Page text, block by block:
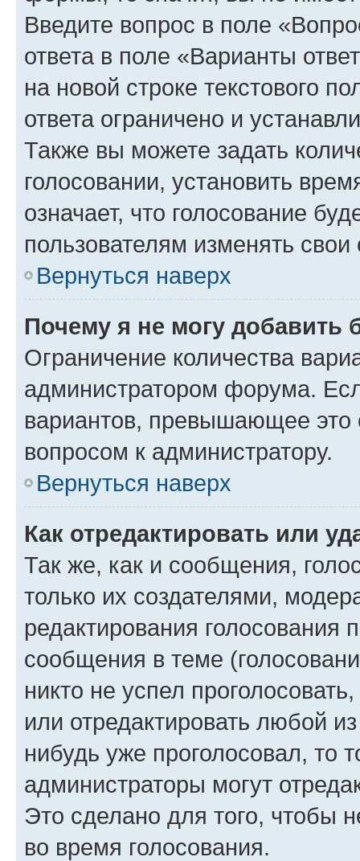
Введите вопрос в поле
ответа в поле «Варианты
на новой строке текстового
ответа ограничено и
Также вы можете задать
голосовании, установить
означает, что голосование
пользователям изменять свои
Вернуться наверх
Почему я не могу добавить
Ограничение количества
администратором форума.
вариантов, превышающее это
вопросом к администратору.
Вернуться наверх
Как отредактировать или
Так же, как и сообщения,
только их создателями,
редактирования голосования
сообщения в теме
никто не успел
или отредактировать любой
нибудь уже проголосовал, то
администраторы могут
Это сделано для того, чтобы
во время голосования.